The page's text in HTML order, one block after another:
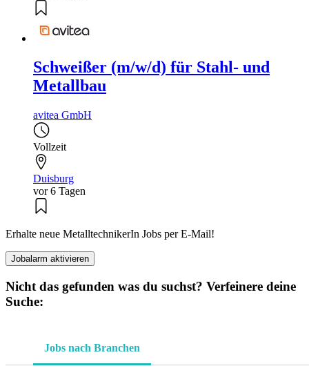
Schweißer (m/w/d) für Stahl- und
Metallbau
avitea GmbH
Vollzeit
Duisburg
vor 6 Tagen
Erhalte neue MetalltechnikerIn Jobs per E-Mail!
Jobalarm aktivieren
Nicht das gefunden was du suchst? Verfeinere deine
Suche:
Jobs nach Branchen